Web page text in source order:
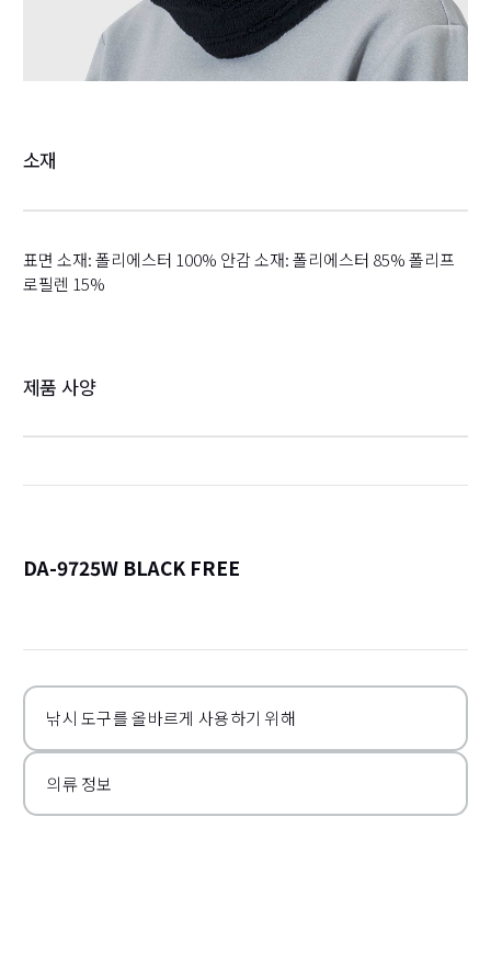
소재
표면 소재: 폴리에스터 100% 안감 소재: 폴리에스터 85% 폴리프
로필렌 15%
제품 사양
DA-9725W BLACK FREE
낚시 도구를 올바르게 사용하기 위해
의류 정보